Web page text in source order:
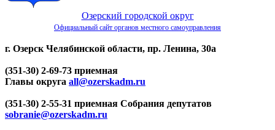
Озерский городской округ
Официальный сайт органов местного самоуправления
г. Озерск Челябинской области, пр. Ленина, 30а
(351-30) 2-69-73 приемная
Главы округа all@ozerskadm.ru
(351-30) 2-55-31 приемная Собрания депутатов
sobranie@ozerskadm.ru